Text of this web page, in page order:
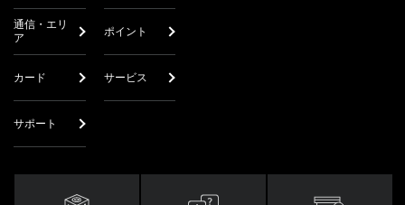
通信・エリ
ア
ポイント
カード サービス
サポート